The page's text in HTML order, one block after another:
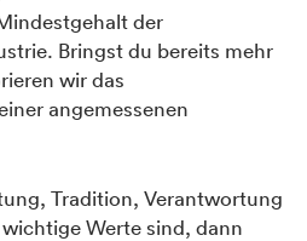
der
Bringst du bereits mehr
wir das
angemessenen
Tradition, Verantwortung
Werte sind, dann